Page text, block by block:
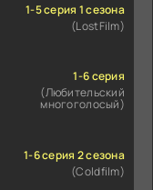
1-5 серия 1 сезона
(LostFilm)
1-6 серия
(Любительский
многоголосый)
1-6 серия 2 сезона
(Coldfilm)